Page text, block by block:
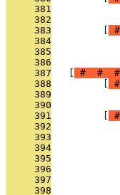
     381
     382
     383
#
     384
     385
     386
     387
# # #
     388
#
     389
     390
     391
#
     392
     393
     394
     395
     396
     397
     398